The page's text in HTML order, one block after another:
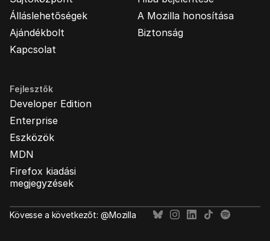
Álláslehetőségek
Ajándékbolt
Kapcsolat
A Mozilla honosítása
Biztonság
Fejlesztők
Developer Edition
Enterprise
Eszközök
MDN
Firefox kiadási
megjegyzések
Kövesse a következőt: @Mozilla